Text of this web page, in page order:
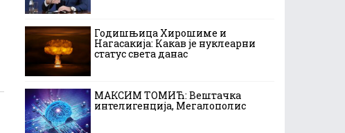
Годишњица Хирошиме и
Нагасакија: Какав је нуклеарни
статус света данас
МАКСИМ ТОМИЋ: Вештачка
интелигенција, Мегалополис